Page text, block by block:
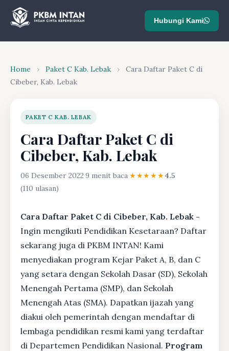
Hubungi Kami
Home › Paket C Kab. Lebak ›
Cara Daftar Paket C di
Cibeber, Kab. Lebak
PAKET C KAB. LEBAK
Cara Daftar Paket C di
Cibeber, Kab. Lebak
06 Desember 2022·9 menit baca·★★★★★4.5
(110 ulasan)
Cara Daftar Paket C di Cibeber, Kab. Lebak -
Ingin mengikuti Pendidikan Kesetaraan? Daftar
sekarang juga di PKBM INTAN! Kami
menyediakan program Kejar Paket A, B, dan C
yang setara dengan Sekolah Dasar (SD), Sekolah
Menengah Pertama (SMP), dan Sekolah
Menengah Atas (SMA). Dapatkan ijazah yang
diakui oleh pemerintah dengan mendaftar di
lembaga pendidikan resmi kami yang terdaftar
di Departemen Pendidikan Nasional. Program